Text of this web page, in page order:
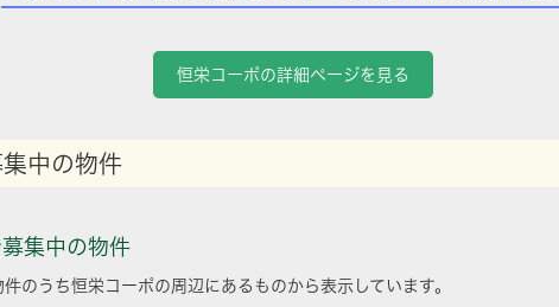
恒栄コーポの詳細ページを見る
中の物件
集中の物件
のうち恒栄コーポの周辺にあるものから表示しています。